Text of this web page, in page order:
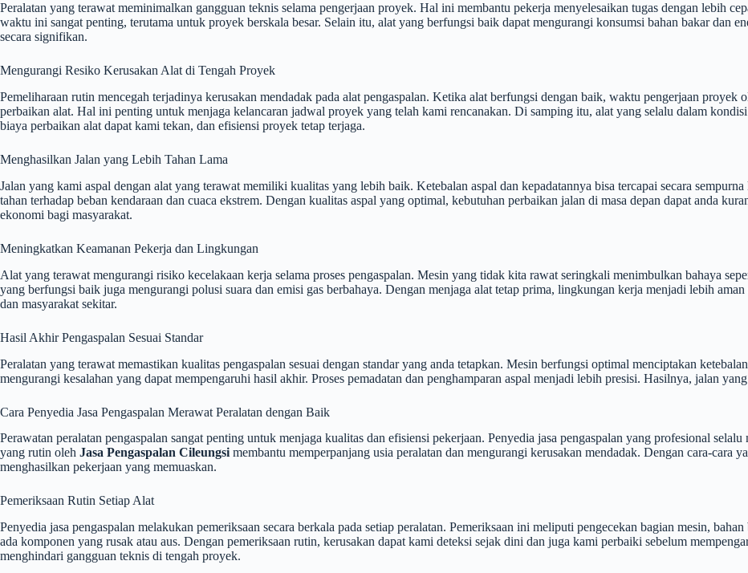
Peralatan yang terawat meminimalkan gangguan teknis selama pengerjaan proyek. Hal ini membantu pekerja menyelesaikan tugas dengan lebih
waktu ini sangat penting, terutama untuk proyek berskala besar. Selain itu, alat yang berfungsi baik dapat mengurangi konsumsi bahan bakar dan
secara signifikan.
Mengurangi Resiko Kerusakan Alat di Tengah Proyek
Pemeliharaan rutin mencegah terjadinya kerusakan mendadak pada alat pengaspalan. Ketika alat berfungsi dengan baik, waktu pengerjaan proyek
perbaikan alat. Hal ini penting untuk menjaga kelancaran jadwal proyek yang telah kami rencanakan. Di samping itu, alat yang selalu dalam
biaya perbaikan alat dapat kami tekan, dan efisiensi proyek tetap terjaga.
Menghasilkan Jalan yang Lebih Tahan Lama
Jalan yang kami aspal dengan alat yang terawat memiliki kualitas yang lebih baik. Ketebalan aspal dan kepadatannya bisa tercapai secara
tahan terhadap beban kendaraan dan cuaca ekstrem. Dengan kualitas aspal yang optimal, kebutuhan perbaikan jalan di masa depan dapat anda
ekonomi bagi masyarakat.
Meningkatkan Keamanan Pekerja dan Lingkungan
Alat yang terawat mengurangi risiko kecelakaan kerja selama proses pengaspalan. Mesin yang tidak kita rawat seringkali menimbulkan bahaya
yang berfungsi baik juga mengurangi polusi suara dan emisi gas berbahaya. Dengan menjaga alat tetap prima, lingkungan kerja menjadi lebih
dan masyarakat sekitar.
Hasil Akhir Pengaspalan Sesuai Standar
Peralatan yang terawat memastikan kualitas pengaspalan sesuai dengan standar yang anda tetapkan. Mesin berfungsi optimal menciptakan
mengurangi kesalahan yang dapat mempengaruhi hasil akhir. Proses pemadatan dan penghamparan aspal menjadi lebih presisi. Hasilnya, jalan
Cara Penyedia Jasa Pengaspalan Merawat Peralatan dengan Baik
Perawatan peralatan pengaspalan sangat penting untuk menjaga kualitas dan efisiensi pekerjaan. Penyedia jasa pengaspalan yang profesional
yang rutin oleh Jasa Pengaspalan Cileungsimembantu memperpanjang usia peralatan dan mengurangi kerusakan mendadak. Dengan cara-cara
menghasilkan pekerjaan yang memuaskan.
Pemeriksaan Rutin Setiap Alat
Penyedia jasa pengaspalan melakukan pemeriksaan secara berkala pada setiap peralatan. Pemeriksaan ini meliputi pengecekan bagian mesin,
ada komponen yang rusak atau aus. Dengan pemeriksaan rutin, kerusakan dapat kami deteksi sejak dini dan juga kami perbaiki sebelum
menghindari gangguan teknis di tengah proyek.